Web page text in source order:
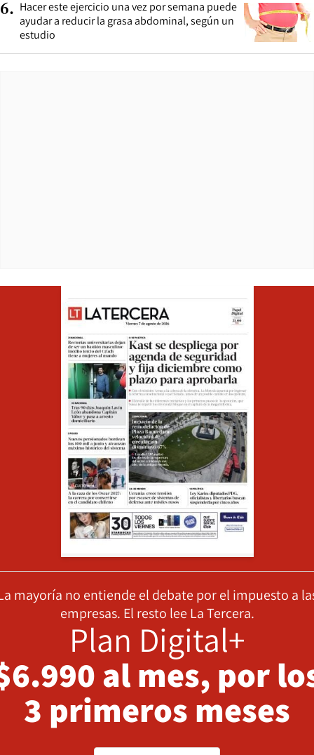
6. Hacer este ejercicio una vez por semana puede
ayudar a reducir la grasa abdominal, según un
estudio
mayoría no entiende el debate por el impuesto a
empresas. El resto lee La Tercera.
Plan Digital+
al mes, por
3 primeros meses